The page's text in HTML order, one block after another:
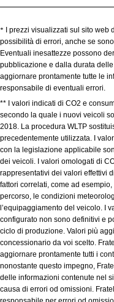
*
I prezzi visualizzati sul sito
possibilità di errori, anche se
Eventuali inesattezze possono
pubblicazione e dalla durata
aggiornare prontamente tutte le
responsabile di eventuali errori.
** I valori indicati di CO2 e
secondo la quale i nuovi veicoli
2018. La procedura WLTP
precedentemente utilizzata. I
con la legislazione applicabile
dei veicoli. I valori omologati di
rappresentativi dei valori effettivi
fattori correlati, come ad
percorso, le condizioni
l’equipaggiamento del veicolo. I
configurato non sono definitivi e
ciclo di produzione. Valori più
concessionario da voi scelto.
aggiornare prontamente tutti i
nonostante questo impegno,
delle informazioni contenute nel
causa di errori od omissioni.